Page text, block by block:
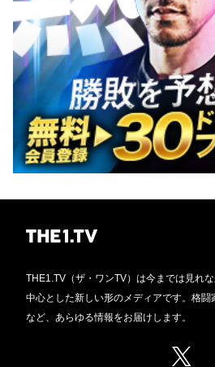
THE1.TV（ザ・ワンTV）は今までは見れ
中心とした新しい形のメディアです。格
など、あらゆる情報をお届けします。